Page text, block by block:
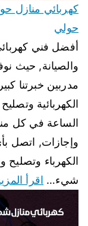
حولي
أفضل فني
والصيانة, حيث
مدربين خبرتنا
الكهربائية
الساعة في كل
الكهرباء وتصليح
شيء… اقرأ